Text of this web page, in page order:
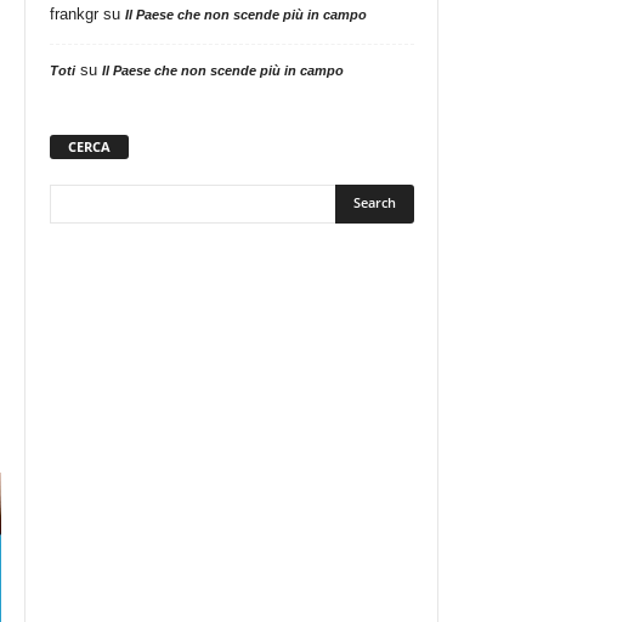
frankgrsu Il Paese che non scende più in campo
Totisu Il Paese che non scende più in campo
CERCA